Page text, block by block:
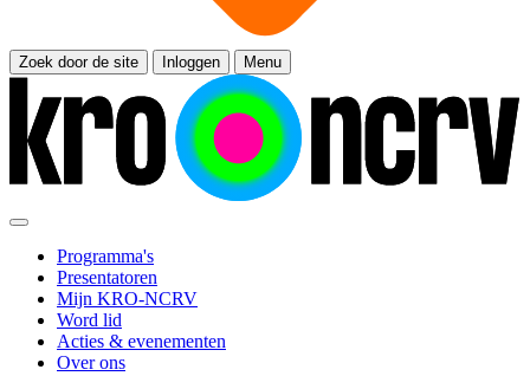
Zoek door de site Inloggen Menu
Programma's
Presentatoren
Mijn KRO-NCRV
Word lid
Acties & evenementen
Over ons